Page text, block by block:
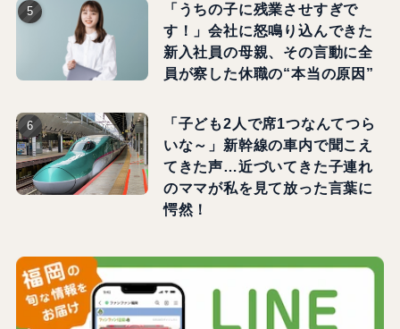
「うちの子に残業させすぎで
す！」会社に怒鳴り込んできた
新入社員の母親、その言動に全
員が察した休職の“本当の原因”
「子ども2人で席1つなんてつら
いな～」新幹線の車内で聞こえ
てきた声…近づいてきた子連れ
のママが私を見て放った言葉に
愕然！